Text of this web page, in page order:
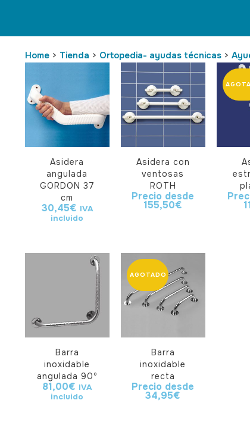
Home > Tienda > Ortopedia- ayudas técnicas >
Asidera
angulada
GORDON 37
cm
30,45€ IVA
incluido
Asidera con
ventosas
ROTH
Precio desde
155,50€
Barra
inoxidable
angulada 90º
81,00€ IVA
incluido
Barra
inoxidable
recta
Precio desde
34,95€